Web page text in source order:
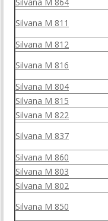
Silvana M 811
Silvana M 812
Silvana M 816
Silvana M 804
Silvana M 815
Silvana M 822
Silvana M 837
Silvana M 860
Silvana M 803
Silvana M 802
Silvana M 850